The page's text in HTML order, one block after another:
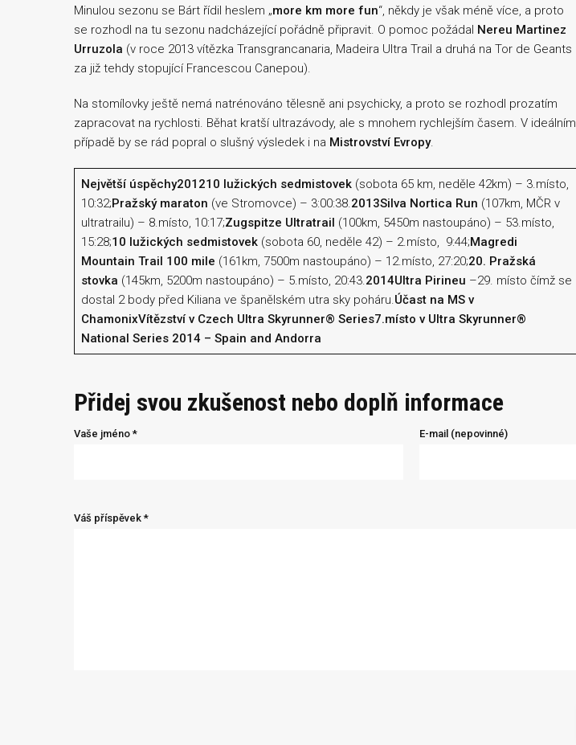
Minulou sezonu se Bárt řídil heslem „more km more fun“, někdy je však méně více, a proto
se rozhodl na tu sezonu nadcházející pořádně připravit. O pomoc požádal Nereu Martinez
Urruzola (v roce 2013 vítězka Transgrancanaria, Madeira Ultra Trail a druhá na Tor de Geants
za již tehdy stopující Francescou Canepou).
Na stomílovky ještě nemá natrénováno tělesně ani psychicky, a proto se rozhodl prozatím
zapracovat na rychlosti. Běhat kratší ultrazávody, ale s mnohem rychlejším časem. V ideálním
případě by se rád popral o slušný výsledek i na Mistrovství Evropy.
Největší úspěchy201210 lužických sedmistovek(sobota 65 km, neděle 42km) – 3.místo,
10:32;Pražský maraton (ve Stromovce) – 3:00:38.2013Silva Nortica Run (107km, MČR v
ultratrailu) – 8.místo, 10:17;Zugspitze Ultratrail (100km, 5450m nastoupáno) – 53.místo,
15:28;10 lužických sedmistovek(sobota 60, neděle 42) – 2.místo, 9:44;Magredi
Mountain Trail 100 mile (161km, 7500m nastoupáno) – 12.místo, 27:20;20. Pražská
stovka (145km, 5200m nastoupáno) – 5.místo, 20:43.2014Ultra Pirineu –29. místo čímž se
dostal 2 body před Kiliana ve španělském utra sky poháru.Účast na MS v
ChamonixVítězství v Czech Ultra Skyrunner® Series7.místo v Ultra Skyrunner®
National Series 2014 – Spain and Andorra
Přidej svou zkušenost nebo doplň informace
Vaše jméno * E-mail (nepovinné)
Váš příspěvek *